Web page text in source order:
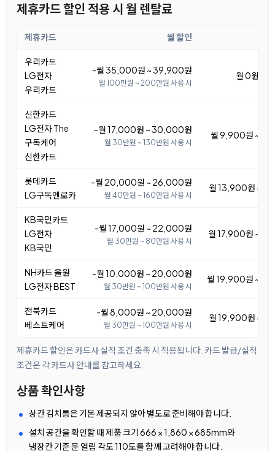
제휴카드 할인 적용 시 월 렌탈료
제휴카드 월 할인
우리카드
LG전자
우리카드
-월 35,000원 ~ 39,900원
월 100만원 ~ 200만원 사용 시
월 0원 ~
신한카드
LG전자 The
구독케어
신한카드
-월 17,000원 ~ 30,000원
월 30만원 ~ 130만원 사용 시
월 9,900원 ~
롯데카드
LG구독엔로카
-월 20,000원 ~ 26,000원
월 40만원 ~ 160만원 사용 시
월 13,900원 ~
KB국민카드
LG전자
KB국민
-월 17,000원 ~ 22,000원
월 30만원 ~ 80만원 사용 시
월 17,900원 ~
NH카드 올원
LG전자 BEST
-월 10,000원 ~ 20,000원
월 30만원 ~ 100만원 사용 시
월 19,900원 ~
전북카드
베스트케어
-월 8,000원 ~ 20,000원
월 30만원 ~ 100만원 사용 시
월 19,900원 ~
제휴카드 할인은 카드사 실적 조건 충족 시 적용됩니다. 카드 발급/실적
조건은 각 카드사 안내를 참고하세요.
상품 확인사항
상칸 김치통은 기본 제공되지 않아 별도로 준비해야 합니다.
설치 공간을 확인할 때 제품 크기 666 × 1,860 × 685mm와
냉장칸 기준 문 열림 각도 110도를 함께 고려해야 합니다.